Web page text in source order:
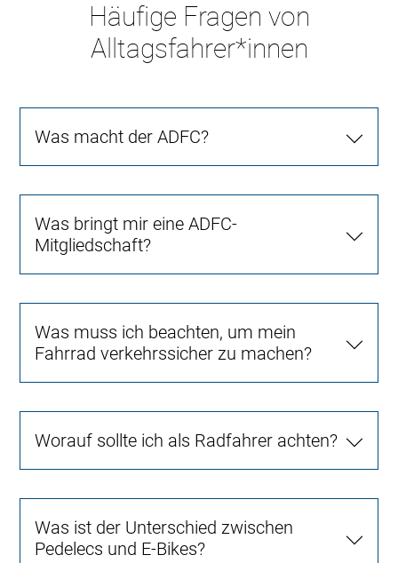
Häufige Fragen von
Alltagsfahrer*innen
Was macht der ADFC?
Was bringt mir eine ADFC-
Mitgliedschaft?
Was muss ich beachten, um mein
Fahrrad verkehrssicher zu machen?
Worauf sollte ich als Radfahrer achten?
Was ist der Unterschied zwischen
Pedelecs und E-Bikes?